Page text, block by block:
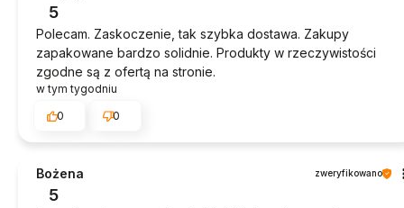
5
Polecam. Zaskoczenie, tak szybka dostawa. Zakupy
zapakowane bardzo solidnie. Produkty w rzeczywistości
zgodne są z ofertą na stronie.
w tym tygodniu
0
0
Bożena zweryfikowano
5